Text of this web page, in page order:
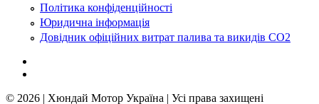
Політика конфіденційності
Юридична інформація
Довідник офіційних витрат палива та викидів СО2
© 2026 | Хюндай Мотор Україна | Усі права захищені